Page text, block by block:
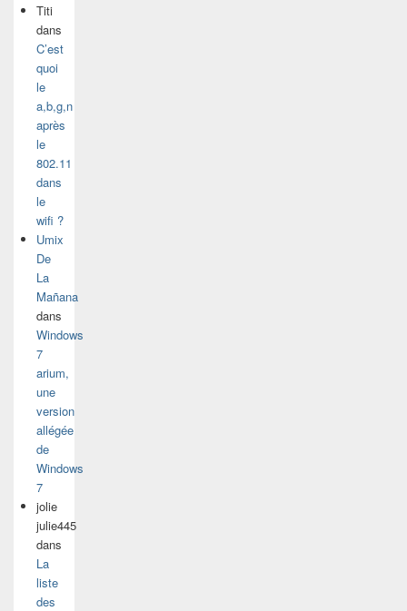
Titi
dans
C’est
quoi
le
a,b,g,n
après
le
802.11
dans
le
wifi ?
Umix
De
La
Mañana
dans
Windows
7
arium,
une
version
allégée
de
Windows
7
jolie
julie445
dans
La
liste
des